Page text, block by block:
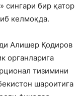
сингари бир қатор
келмоқда.
Алишер Қодиров
органларига
тизимини
шароитига